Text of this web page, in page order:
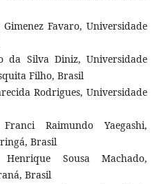
Favaro, Universidade
da Silva Diniz, Universidade
Filho, Brasil
Rodrigues, Universidade
Raimundo Yaegashi,
Brasil
Sousa Machado,
Brasil